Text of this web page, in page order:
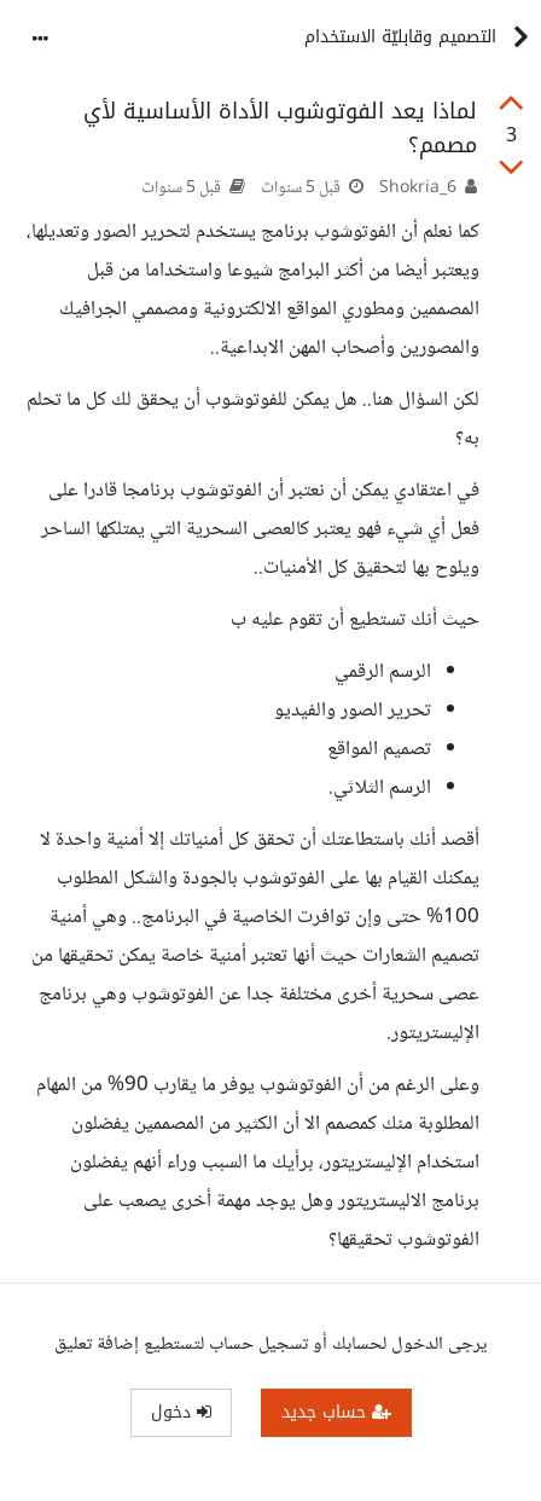
التصميم وقابليّة الاستخدام
3
لماذا يعد الفوتوشوب الأداة الأساسية لأي
مصمم؟
قبل 5 سنوات قبل 5 سنوات
كما نعلم أن الفوتوشوب برنامج يستخدم لتحرير الصور وتعديلها،
ويعتبر أيضا من أكثر البرامج شيوعا واستخداما من قبل
المصممين ومطوري المواقع الالكترونية ومصممي الجرافيك
والمصورين وأصحاب المهن الابداعية..
لكن السؤال هنا.. هل يمكن للفوتوشوب أن يحقق لك كل ما تحلم
به؟
في اعتقادي يمكن أن نعتبر أن الفوتوشوب برنامجا قادرا على
فعل أي شيء فهو يعتبر كالعصى السحرية التي يمتلكها الساحر
ويلوح بها لتحقيق كل الأمنيات..
حيث أنك تستطيع أن تقوم عليه ب
الرسم الرقمي
تحرير الصور والفيديو
تصميم المواقع
الرسم الثلاثي.
أقصد أنك باستطاعتك أن تحقق كل أمنياتك إلا أمنية واحدة لا
يمكنك القيام بها على الفوتوشوب بالجودة والشكل المطلوب
100% حتى وإن توافرت الخاصية في البرنامج.. وهي أمنية
تصميم الشعارات حيث أنها تعتبر أمنية خاصة يمكن تحقيقها من
عصى سحرية أخرى مختلفة جدا عن الفوتوشوب وهي برنامج
الإليستريتور.
وعلى الرغم من أن الفوتوشوب يوفر ما يقارب 90% من المهام
المطلوبة منك كمصمم الا أن الكثير من المصممين يفضلون
استخدام الإليستريتور، برأيك ما السبب وراء أنهم يفضلون
برنامج الاليستريتور وهل يوجد مهمة أخرى يصعب على
الفوتوشوب تحقيقها؟
يرجى الدخول لحسابك أو تسجيل حساب لتستطيع إضافة تعليق
حساب جديد دخول